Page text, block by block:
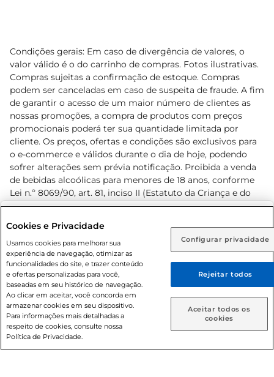
Rio de Janeiro (RJ) Goiás (GO)
Ou
Caso queira comprar online, informe como deseja receber
suas compras:
Entrega em casa Retire em Loja
Condições gerais: Em caso de divergência de valores, o
valor válido é o do carrinho de compras. Fotos ilustrativas.
Compras sujeitas a confirmação de estoque. Compras
podem ser canceladas em caso de suspeita de fraude. A fim
de garantir o acesso de um maior número de clientes as
nossas promoções, a compra de produtos com preços
promocionais poderá ter sua quantidade limitada por
cliente. Os preços, ofertas e condições são exclusivos para
o e-commerce e válidos durante o dia de hoje, podendo
sofrer alterações sem prévia notificação. Proibida a venda
de bebidas alcoólicas para menores de 18 anos, conforme
Lei n.º 8069/90, art. 81, inciso II (Estatuto da Criança e do
Adolescente). Preços e condições exclusivos para o
prévio. O valor mínimo para as compras on-line é de R$
80,00.
© 2026 Copyright. Todos os direitos
reservados Prezunic.
Cookies e Privacidade
Usamos cookies para melhorar sua
experiência de navegação, otimizar as
funcionalidades do site, e trazer conteúdo
e ofertas personalizadas para você,
baseadas em seu histórico de navegação.
Ao clicar em aceitar, você concorda em
armazenar cookies em seu dispositivo.
Para informações mais detalhadas a
respeito de cookies, consulte nossa
Política de Privacidade.
Configurar privacidade
Rejeitar todos
Aceitar todos os
cookies